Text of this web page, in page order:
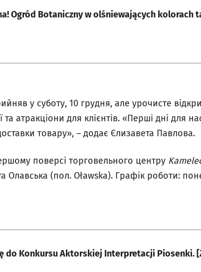
Ogród Botaniczny w olśniewających kolorach
у суботу, 10 грудня, але урочисте
та атракціони для клієнтів. «Перші дні для
товару», – додає Єлизавета Павлова.
поверсі торговельного центру
Олавська (пол. Oławska). Графік роботи:
do Konkursu Aktorskiej Interpretacji Piosenki.